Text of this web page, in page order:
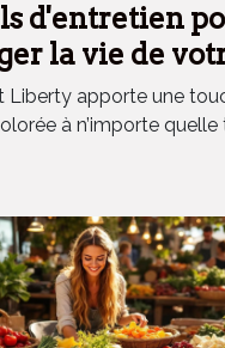
d'entretien
la vie de
Liberty
Liberty apporte une
à n’importe quelle